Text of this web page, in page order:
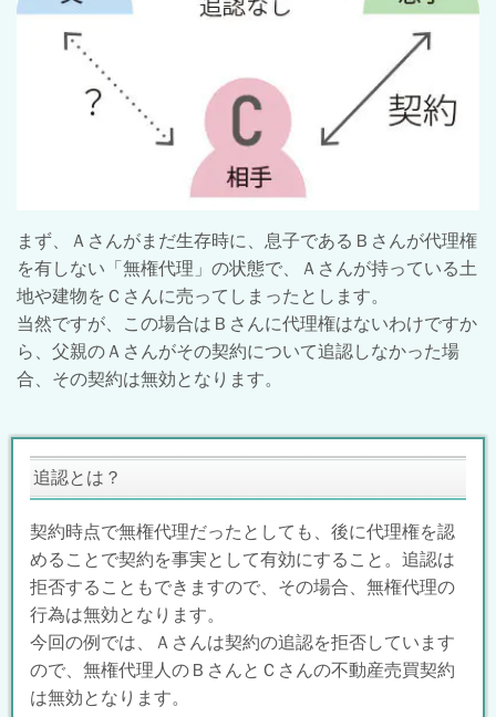
まず、Ａさんがまだ生存時に、息子であるＢさんが代理権
を有しない「無権代理」の状態で、Ａさんが持っている土
地や建物をＣさんに売ってしまったとします。
当然ですが、この場合はＢさんに代理権はないわけですか
ら、父親のＡさんがその契約について追認しなかった場
合、その契約は無効となります。
追認とは？
契約時点で無権代理だったとしても、後に代理権を認
めることで契約を事実として有効にすること。追認は
拒否することもできますので、その場合、無権代理の
行為は無効となります。
今回の例では、Ａさんは契約の追認を拒否しています
ので、無権代理人のＢさんとＣさんの不動産売買契約
は無効となります。